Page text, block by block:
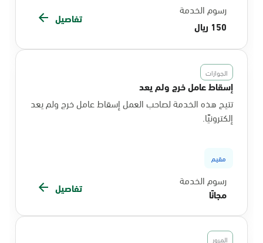
رسوم الخدمة
150 ريال
تفاصيل
الجوازات
إسقاط عامل خرج ولم يعد
تتيح هذه الخدمة لصاحب العمل إسقاط عامل خرج ولم يعد
إلكترونيًا.
مقيم
رسوم الخدمة
مجانًا
تفاصيل
المرور